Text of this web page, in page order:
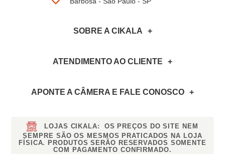
SOBRE A CIKALA
ATENDIMENTO AO CLIENTE
APONTE A CÂMERA E FALE CONOSCO
LOJAS CIKALA:
OS PREÇOS DO SITE NEM
SEMPRE SÃO OS MESMOS PRATICADOS NA LOJA
FÍSICA. PRODUTOS SERÃO RESERVADOS SOMENTE
COM PAGAMENTO CONFIRMADO.